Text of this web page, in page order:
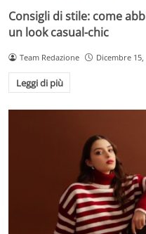
Consigli di stile: come
un look casual-chic
Team Redazione Dicembre 15,
Leggi di più